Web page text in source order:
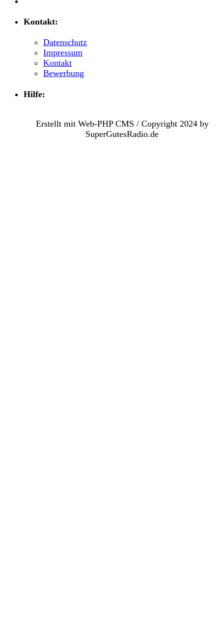
Kontakt:
Datenschutz
Impressum
Kontakt
Bewerbung
Hilfe:
Erstellt mit Web-PHP CMS / Copyright 2024 by
SuperGutesRadio.de